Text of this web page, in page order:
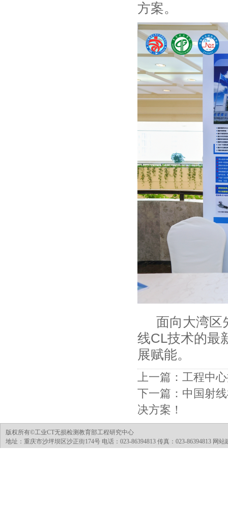
方案。
面向大湾区
线CL技术的最
展赋能。
上一篇： 工程中
下一篇： 中国射
决方案！
版权所有©工业CT无损检测教育部工程研究中心
地址：重庆市沙坪坝区沙正街174号 电话：023-86394813 传真：023-86394813 网站